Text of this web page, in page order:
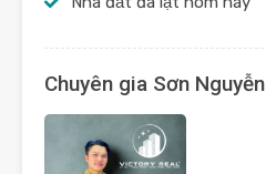
Chuyên gia Sơn Nguyễn